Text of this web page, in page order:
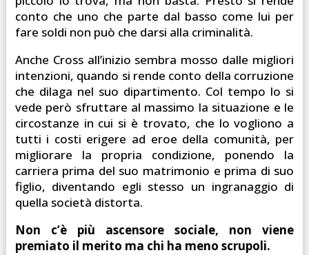
conto che uno che parte dal basso come lui per
fare soldi non può che darsi alla criminalità.
Anche Cross all’inizio sembra mosso dalle migliori
intenzioni, quando si rende conto della corruzione
che dilaga nel suo dipartimento. Col tempo lo si
vede però sfruttare al massimo la situazione e le
circostanze in cui si è trovato, che lo vogliono a
tutti i costi erigere ad eroe della comunità, per
migliorare la propria condizione, ponendo la
carriera prima del suo matrimonio e prima di suo
figlio, diventando egli stesso un ingranaggio di
quella società distorta.
Non c’è più ascensore sociale, non viene
premiato il merito ma chi ha meno scrupoli.